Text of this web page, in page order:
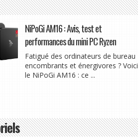
NiPoGi AM16 : Avis, test et
performances du mini PC Ryzen
Fatigué des ordinateurs de bureau
encombrants et énergivores ? Voici
le NiPoGi AM16 : ce ...